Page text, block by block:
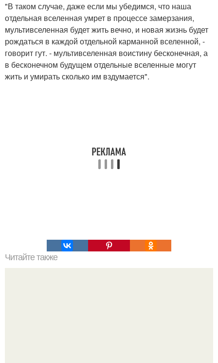
"В таком случае, даже если мы убедимся, что наша
отдельная вселенная умрет в процессе замерзания,
мультивселенная будет жить вечно, и новая жизнь будет
рождаться в каждой отдельной карманной вселенной, -
говорит гут. - мультивселенная воистину бесконечная, а
в бесконечном будущем отдельные вселенные могут
жить и умирать сколько им вздумается".
Читайте также